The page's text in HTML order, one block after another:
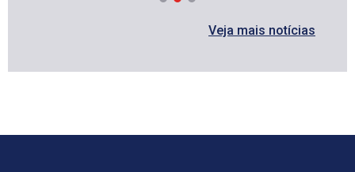
Veja mais notícias